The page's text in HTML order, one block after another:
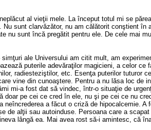
al vieţii mele. La început totul mi se
sunt clarvăzător, nu am călătorit conştient în
nu sunt încă pregătit pentru ele. De cele mai
ale Universului am citit mult, am
puterile adevăraţilor magicieni, a celor ce
radiesteziştilor, etc. Esenţa puterilor tuturor
vine din cunoaştere. Pentru a nu lăsa loc de
mi-a fost dat să vindec, într-o situaţie de
pe cei ce cred în ele, nu şi pe cei ce nu
a făcut o criză de hipocalcemie. A
de alţii sau autoinduse. Persoana care a
lângă ea. Mai avea rost să-i amintesc, că